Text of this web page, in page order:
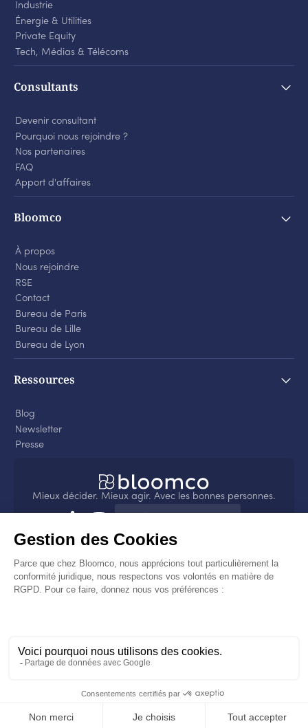
Industrie
Énergie & Utilities
Private Equity
Tech, Médias & Télécoms
Consultants
Devenir consultant
Pourquoi nous rejoindre ?
Nos partenaires
FAQ
Apport d'affaires
Bloomco
À propos
Nous rejoindre
RSE
Contact
Bureau de Paris
Bureau de Lille
Bureau de Lyon
Ressources
Blog
Newsletter
Presse
Mieux décider. Mieux agir. Avec les bonnes personnes.
4.8
environnemental et a obtenu la médaille EcoVadis
Platinium pour sa politique RSE.
Politique de confidentialité